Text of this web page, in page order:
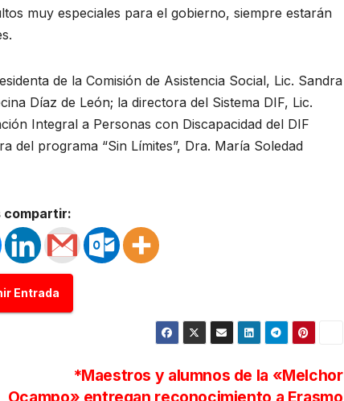
muy especiales para el gobierno, siempre estarán
de la Comisión de Asistencia Social, Lic. Sandra
Díaz de León; la directora del Sistema DIF, Lic.
Integral a Personas con Discapacidad del DIF
del programa “Sin Límites”, Dra. María Soledad
compartir:
Entrada
*Maestros y alumnos de la «Melchor
Ocampo» entregan reconocimiento a Erasmo